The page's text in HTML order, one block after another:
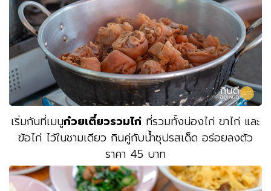
เริ่มกันที่เมนูก๋วยเตี๋ยวรวมไก่ ที่รวมทั้งน่องไก่ ขาไก่ และ
ข้อไก่ ไว้ในชามเดียว กินคู่กับน้ำซุปรสเด็ด อร่อยลงตัว
ราคา 45 บาท